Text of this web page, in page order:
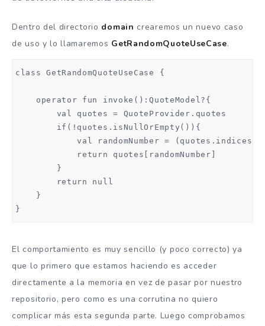
Dentro del directorio domain crearemos un nuevo caso
de uso y lo llamaremos GetRandomQuoteUseCase.
class GetRandomQuoteUseCase {
    operator fun invoke():QuoteModel?{
        val quotes = QuoteProvider.quotes
        if(!quotes.isNullOrEmpty()){
val randomNumber =
            return quotes[randomNumber]
        }
        return null
    }
}
El comportamiento es muy sencillo (y poco correcto) ya
que lo primero que estamos haciendo es acceder
directamente a la memoria en vez de pasar por nuestro
repositorio, pero como es una corrutina no quiero
complicar más esta segunda parte. Luego comprobamos